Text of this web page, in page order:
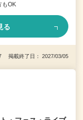
もOK
る
掲載終了日： 2027/03/05